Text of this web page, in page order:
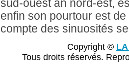
sud-ouest an nord-est,
enfin son pourtour est
compte des sinuosités
Copyright ©
Tous droits réservés.